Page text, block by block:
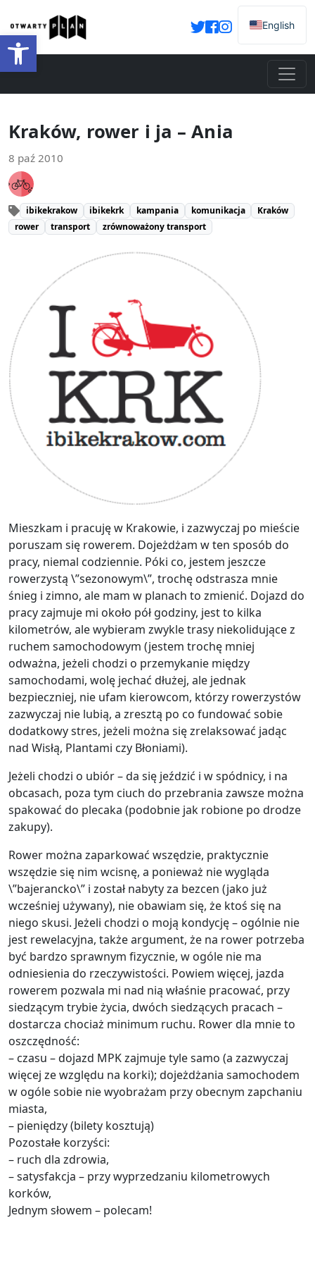
Otwórz pasek narzędzi
English
Kraków, rower i ja – Ania
8 paź 2010
ibikekrakow ibikekrk kampania komunikacja
Kraków
rower
transport zrównoważony transport
Mieszkam i pracuję w Krakowie, i zazwyczaj po mieście
poruszam się rowerem. Dojeżdżam w ten sposób do
pracy, niemal codziennie. Póki co, jestem jeszcze
rowerzystą \”sezonowym\”, trochę odstrasza mnie
śnieg i zimno, ale mam w planach to zmienić. Dojazd do
pracy zajmuje mi około pół godziny, jest to kilka
kilometrów, ale wybieram zwykle trasy niekolidujące z
ruchem samochodowym (jestem trochę mniej
odważna, jeżeli chodzi o przemykanie między
samochodami, wolę jechać dłużej, ale jednak
bezpieczniej, nie ufam kierowcom, którzy rowerzystów
zazwyczaj nie lubią, a zresztą po co fundować sobie
dodatkowy stres, jeżeli można się zrelaksować jadąc
nad Wisłą, Plantami czy Błoniami).
Jeżeli chodzi o ubiór – da się jeździć i w spódnicy, i na
obcasach, poza tym ciuch do przebrania zawsze można
spakować do plecaka (podobnie jak robione po drodze
zakupy).
Rower można zaparkować wszędzie, praktycznie
wszędzie się nim wcisnę, a ponieważ nie wygląda
\”bajerancko\” i został nabyty za bezcen (jako już
wcześniej używany), nie obawiam się, że ktoś się na
niego skusi. Jeżeli chodzi o moją kondycję – ogólnie nie
jest rewelacyjna, także argument, że na rower potrzeba
być bardzo sprawnym fizycznie, w ogóle nie ma
odniesienia do rzeczywistości. Powiem więcej, jazda
rowerem pozwala mi nad nią właśnie pracować, przy
siedzącym trybie życia, dwóch siedzących pracach –
dostarcza chociaż minimum ruchu. Rower dla mnie to
oszczędność:
– czasu – dojazd MPK zajmuje tyle samo (a zazwyczaj
więcej ze względu na korki); dojeżdżania samochodem
w ogóle sobie nie wyobrażam przy obecnym zapchaniu
miasta,
– pieniędzy (bilety kosztują)
Pozostałe korzyści:
– ruch dla zdrowia,
– satysfakcja – przy wyprzedzaniu kilometrowych
korków,
Jednym słowem – polecam!